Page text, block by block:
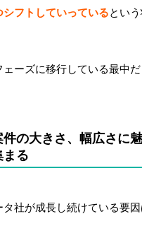
シフトしていっているとい
ェーズに移行している最中
の大きさ、幅広さに
まる
タ社が成長し続けている要